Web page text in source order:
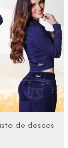
de deseos